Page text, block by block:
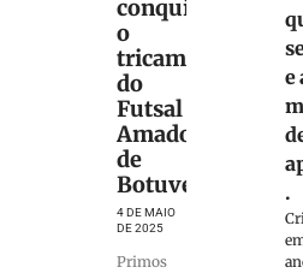
conquista
o
tricampeonato
do
Futsal
Amador
de
Botuverá
4 DE MAIO
DE 2025
Primos
e
.